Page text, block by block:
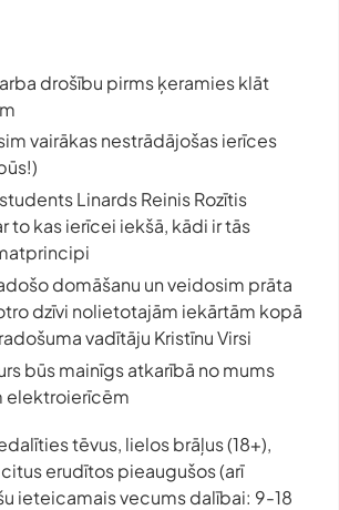
drošību pirms ķeramies klāt
vairākas nestrādājošas ierīces
Linards Reinis Rozītis
to kas ierīcei iekšā, kādi ir tās
domāšanu un veidosim prāta
dzīvi nolietotajām iekārtām kopā
vadītāju Kristīnu Virsi
būs mainīgs atkarībā no mums
elektroierīcēm
tēvus, lielos brāļus (18+),
erudītos pieaugušos (arī
ieteicamais vecums dalībai: 9-18